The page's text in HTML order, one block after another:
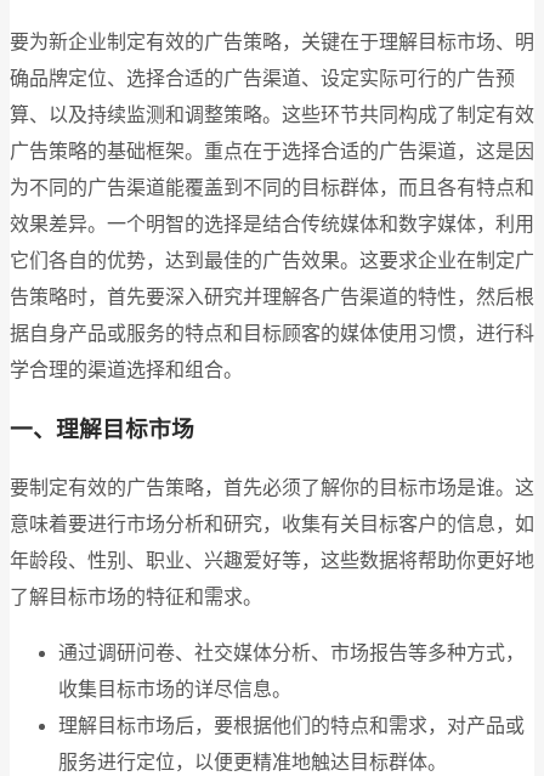
要为新企业制定有效的广告策略，关键在于理解目标市场、明
确品牌定位、选择合适的广告渠道、设定实际可行的广告预
算、以及持续监测和调整策略。这些环节共同构成了制定有效
广告策略的基础框架。重点在于选择合适的广告渠道，这是因
为不同的广告渠道能覆盖到不同的目标群体，而且各有特点和
效果差异。一个明智的选择是结合传统媒体和数字媒体，利用
它们各自的优势，达到最佳的广告效果。这要求企业在制定广
告策略时，首先要深入研究并理解各广告渠道的特性，然后根
据自身产品或服务的特点和目标顾客的媒体使用习惯，进行科
学合理的渠道选择和组合。
一、理解目标市场
要制定有效的广告策略，首先必须了解你的目标市场是谁。这
意味着要进行市场分析和研究，收集有关目标客户的信息，如
年龄段、性别、职业、兴趣爱好等，这些数据将帮助你更好地
了解目标市场的特征和需求。
通过调研问卷、社交媒体分析、市场报告等多种方式，
收集目标市场的详尽信息。
理解目标市场后，要根据他们的特点和需求，对产品或
服务进行定位，以便更精准地触达目标群体。